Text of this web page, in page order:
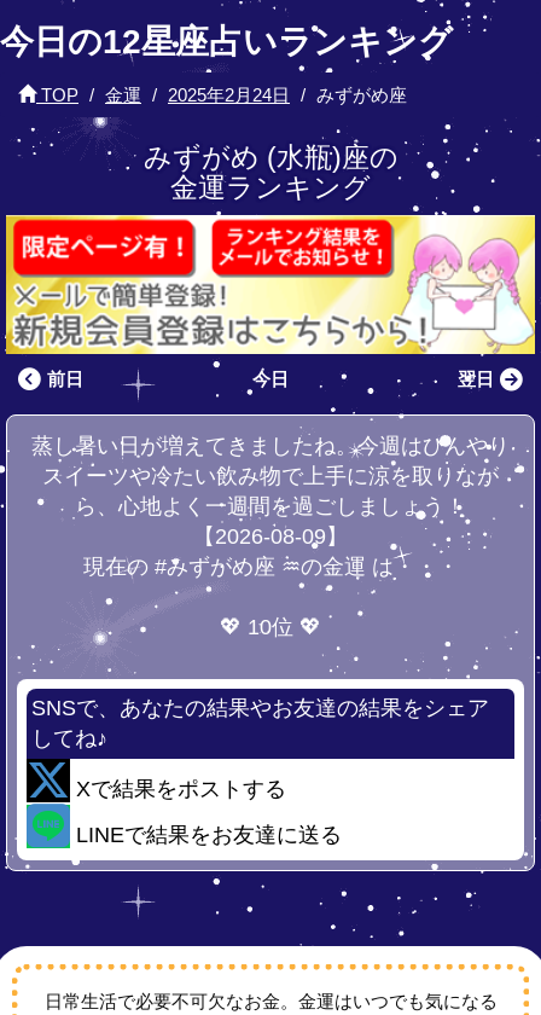
今日の12星座占いランキング
TOP 金運 2025年2月24日 みずがめ座
みずがめ (水瓶)座の
金運ランキング
前日 今日 翌日
蒸し暑い日が増えてきましたね。今週はひんやり
スイーツや冷たい飲み物で上手に涼を取りなが
ら、心地よく一週間を過ごしましょう！
【2026-08-09】
現在の #みずがめ座 ♒の金運 は・・・
💖 10位 💖
SNSで、あなたの結果やお友達の結果をシェア
してね♪
Xで結果をポストする
LINEで結果をお友達に送る
日常生活で必要不可欠なお金。金運はいつでも気になる